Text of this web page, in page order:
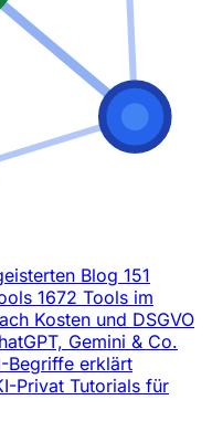
Blog 151
1672 Tools im
Kosten und DSGVO
Gemini & Co.
Begriffe erklärt
Privat Tutorials für